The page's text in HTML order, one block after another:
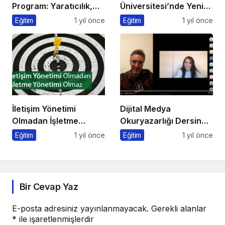
Program: Yaratıcılık,
Disiplin ve İngilizce Bir
Eğitim 1 yıl önce
Üniversitesi’nde Yeni
Medya ve Dergicilik
Eğitim 1 yıl önce
İletişim Yönetimi
Olmadan İşletme
Yönetimi Olmaz
Eğitim 1 yıl önce
Dijital Medya
Okuryazarlığı Dersinde
Dijital Markalaşma
Eğitim 1 yıl önce
Bir Cevap Yaz
E-posta adresiniz yayınlanmayacak. Gerekli alanlar
* ile işaretlenmişlerdir